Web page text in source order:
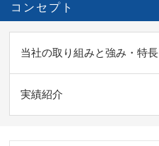
コンセプト
当社の取り組みと強み・特長
実績紹介